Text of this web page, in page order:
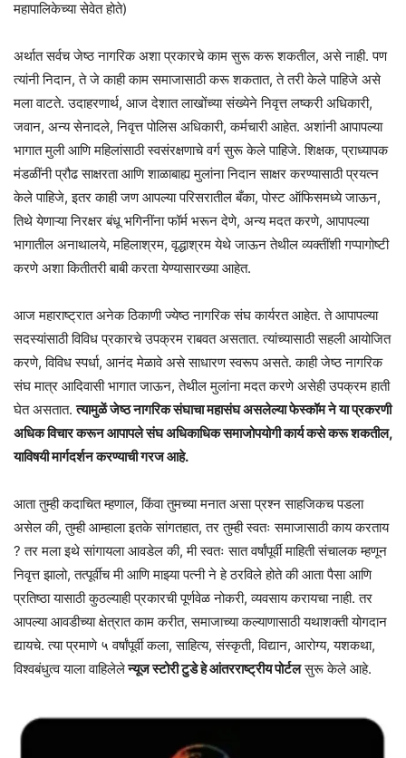
महापालिकेच्या सेवेत होते)
अर्थात सर्वच जेष्ठ नागरिक अशा प्रकारचे काम सुरू करू शकतील, असे नाही. पण
त्यांनी निदान, ते जे काही काम समाजासाठी करू शकतात, ते तरी केले पाहिजे असे
मला वाटते. उदाहरणार्थ, आज देशात लाखोंच्या संख्येने निवृत्त लष्करी अधिकारी,
जवान, अन्य सेनादले, निवृत्त पोलिस अधिकारी, कर्मचारी आहेत. अशांनी आपापल्या
भागात मुली आणि महिलांसाठी स्वसंरक्षणाचे वर्ग सुरू केले पाहिजे. शिक्षक, प्राध्यापक
मंडळींनी प्रौढ साक्षरता आणि शाळाबाह्य मुलांना निदान साक्षर करण्यासाठी प्रयत्न
केले पाहिजे, इतर काही जण आपल्या परिसरातील बँका, पोस्ट ऑफिसमध्ये जाऊन,
तिथे येणाऱ्या निरक्षर बंधू भगिनींना फॉर्म भरून देणे, अन्य मदत करणे, आपापल्या
भागातील अनाथालये, महिलाश्रम, वृद्धाश्रम येथे जाऊन तेथील व्यक्तींशी गप्पागोष्टी
करणे अशा कितीतरी बाबी करता येण्यासारख्या आहेत.
आज महाराष्ट्रात अनेक ठिकाणी ज्येष्ठ नागरिक संघ कार्यरत आहेत. ते आपापल्या
सदस्यांसाठी विविध प्रकारचे उपक्रम राबवत असतात. त्यांच्यासाठी सहली आयोजित
करणे, विविध स्पर्धा, आनंद मेळावे असे साधारण स्वरूप असते. काही जेष्ठ नागरिक
संघ मात्र आदिवासी भागात जाऊन, तेथील मुलांना मदत करणे असेही उपक्रम हाती
घेत असतात.त्यामुळें जेष्ठ नागरिक संघाचा महासंघ असलेल्या फेस्कॉम ने या प्रकरणी
अधिक विचार करून आपापले संघ अधिकाधिक समाजोपयोगी कार्य कसे करू शकतील,
याविषयी मार्गदर्शन करण्याची गरज आहे.
आता तुम्ही कदाचित म्हणाल, किंवा तुमच्या मनात असा प्रश्न साहजिकच पडला
असेल की, तुम्ही आम्हाला इतके सांगतहात, तर तुम्ही स्वतः समाजासाठी काय करताय
? तर मला इथे सांगायला आवडेल की, मी स्वतः सात वर्षांपूर्वी माहिती संचालक म्हणून
निवृत्त झालो, तत्पूर्वीच मी आणि माझ्या पत्नी ने हे ठरविले होते की आता पैसा आणि
प्रतिष्ठा यासाठी कुठल्याही प्रकारची पूर्णवेळ नोकरी, व्यवसाय करायचा नाही. तर
आपल्या आवडीच्या क्षेत्रात काम करीत, समाजाच्या कल्याणासाठी यथाशक्ती योगदान
द्यायचे. त्या प्रमाणे ५ वर्षांपूर्वी कला, साहित्य, संस्कृती, विद्यान, आरोग्य, यशकथा,
विश्वबंधुत्व याला वाहिलेलेन्यूज स्टोरी टुडे हे आंतरराष्ट्रीय पोर्टलसुरू केले आहे.